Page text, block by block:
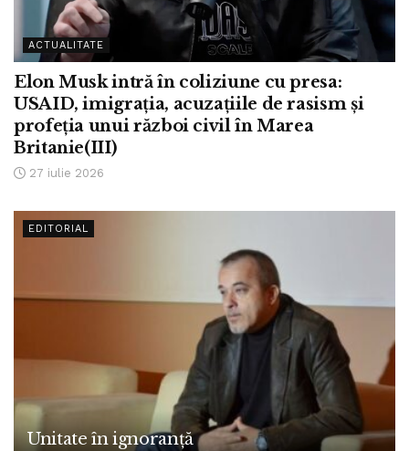
ACTUALITATE
Elon Musk intră în coliziune cu presa:
USAID, imigrația, acuzațiile de rasism și
profeția unui război civil în Marea
Britanie(III)
27 iulie 2026
EDITORIAL
Unitate în ignoranță